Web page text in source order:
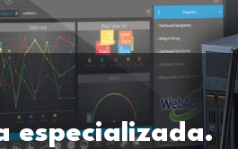
especializada.